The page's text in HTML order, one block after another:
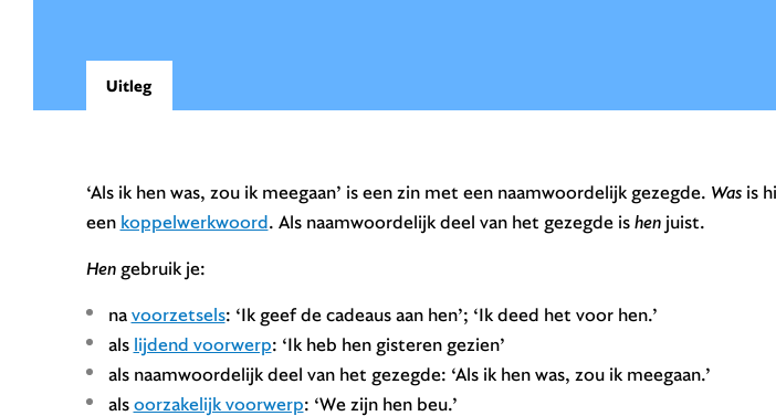
Uitleg
‘Als ik hen was, zou ik meegaan’ is een zin met een naamwoordelijk gezegde. Wasis
een koppelwerkwoord. Als naamwoordelijk deel van het gezegde ishenjuist.
Hengebruik je:
navoorzetsels: ‘Ik geef de cadeaus aan hen’; ‘Ik deed het voor hen.’
als lijdend voorwerp: ‘Ik heb hen gisteren gezien’
als naamwoordelijk deel van het gezegde: ‘Als ik hen was, zou ik meegaan.’
alsoorzakelijk voorwerp: ‘We zijn hen beu.’